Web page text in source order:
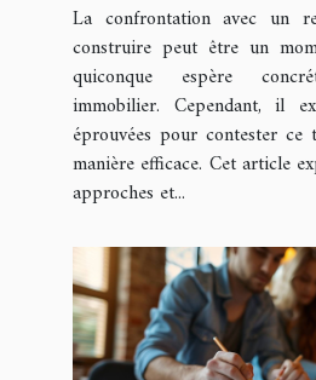
La confrontation avec un
construire peut être un
quiconque espère
immobilier. Cependant, il
éprouvées pour contester
manière efficace. Cet article
approches et...